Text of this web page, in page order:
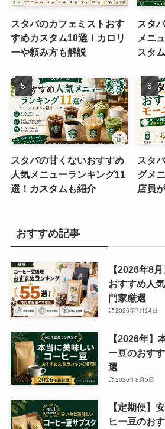
スタバのカフェミストおす
すめカスタム10選！カロリ
ーや頼み方も解説
スタ
メニ
スタ
スタバの甘くないおすすめ
人気メニューランキング11
選！カスタムも紹介
スタ
グメ
店員
おすすめ記事
【2026年8
おすすめ人
門家厳選
2026年7月14日
【2026年】
ー豆のおす
選
2026年8月5日
【定期便】
ヒー豆のお